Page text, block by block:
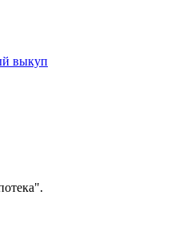
выкуп